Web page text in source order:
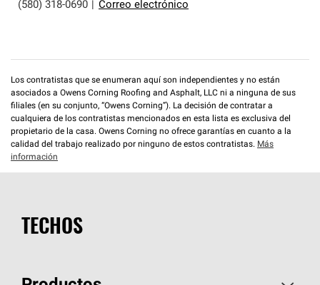
(580) 318-0690
Correo electrónico
Los contratistas que se enumeran aquí son independientes y no están
asociados a Owens Corning Roofing and Asphalt, LLC ni a ninguna de sus
filiales (en su conjunto, “Owens Corning”). La decisión de contratar a
cualquiera de los contratistas mencionados en esta lista es exclusiva del
propietario de la casa. Owens Corning no ofrece garantías en cuanto a la
calidad del trabajo realizado por ninguno de estos contratistas. Más
información
TECHOS